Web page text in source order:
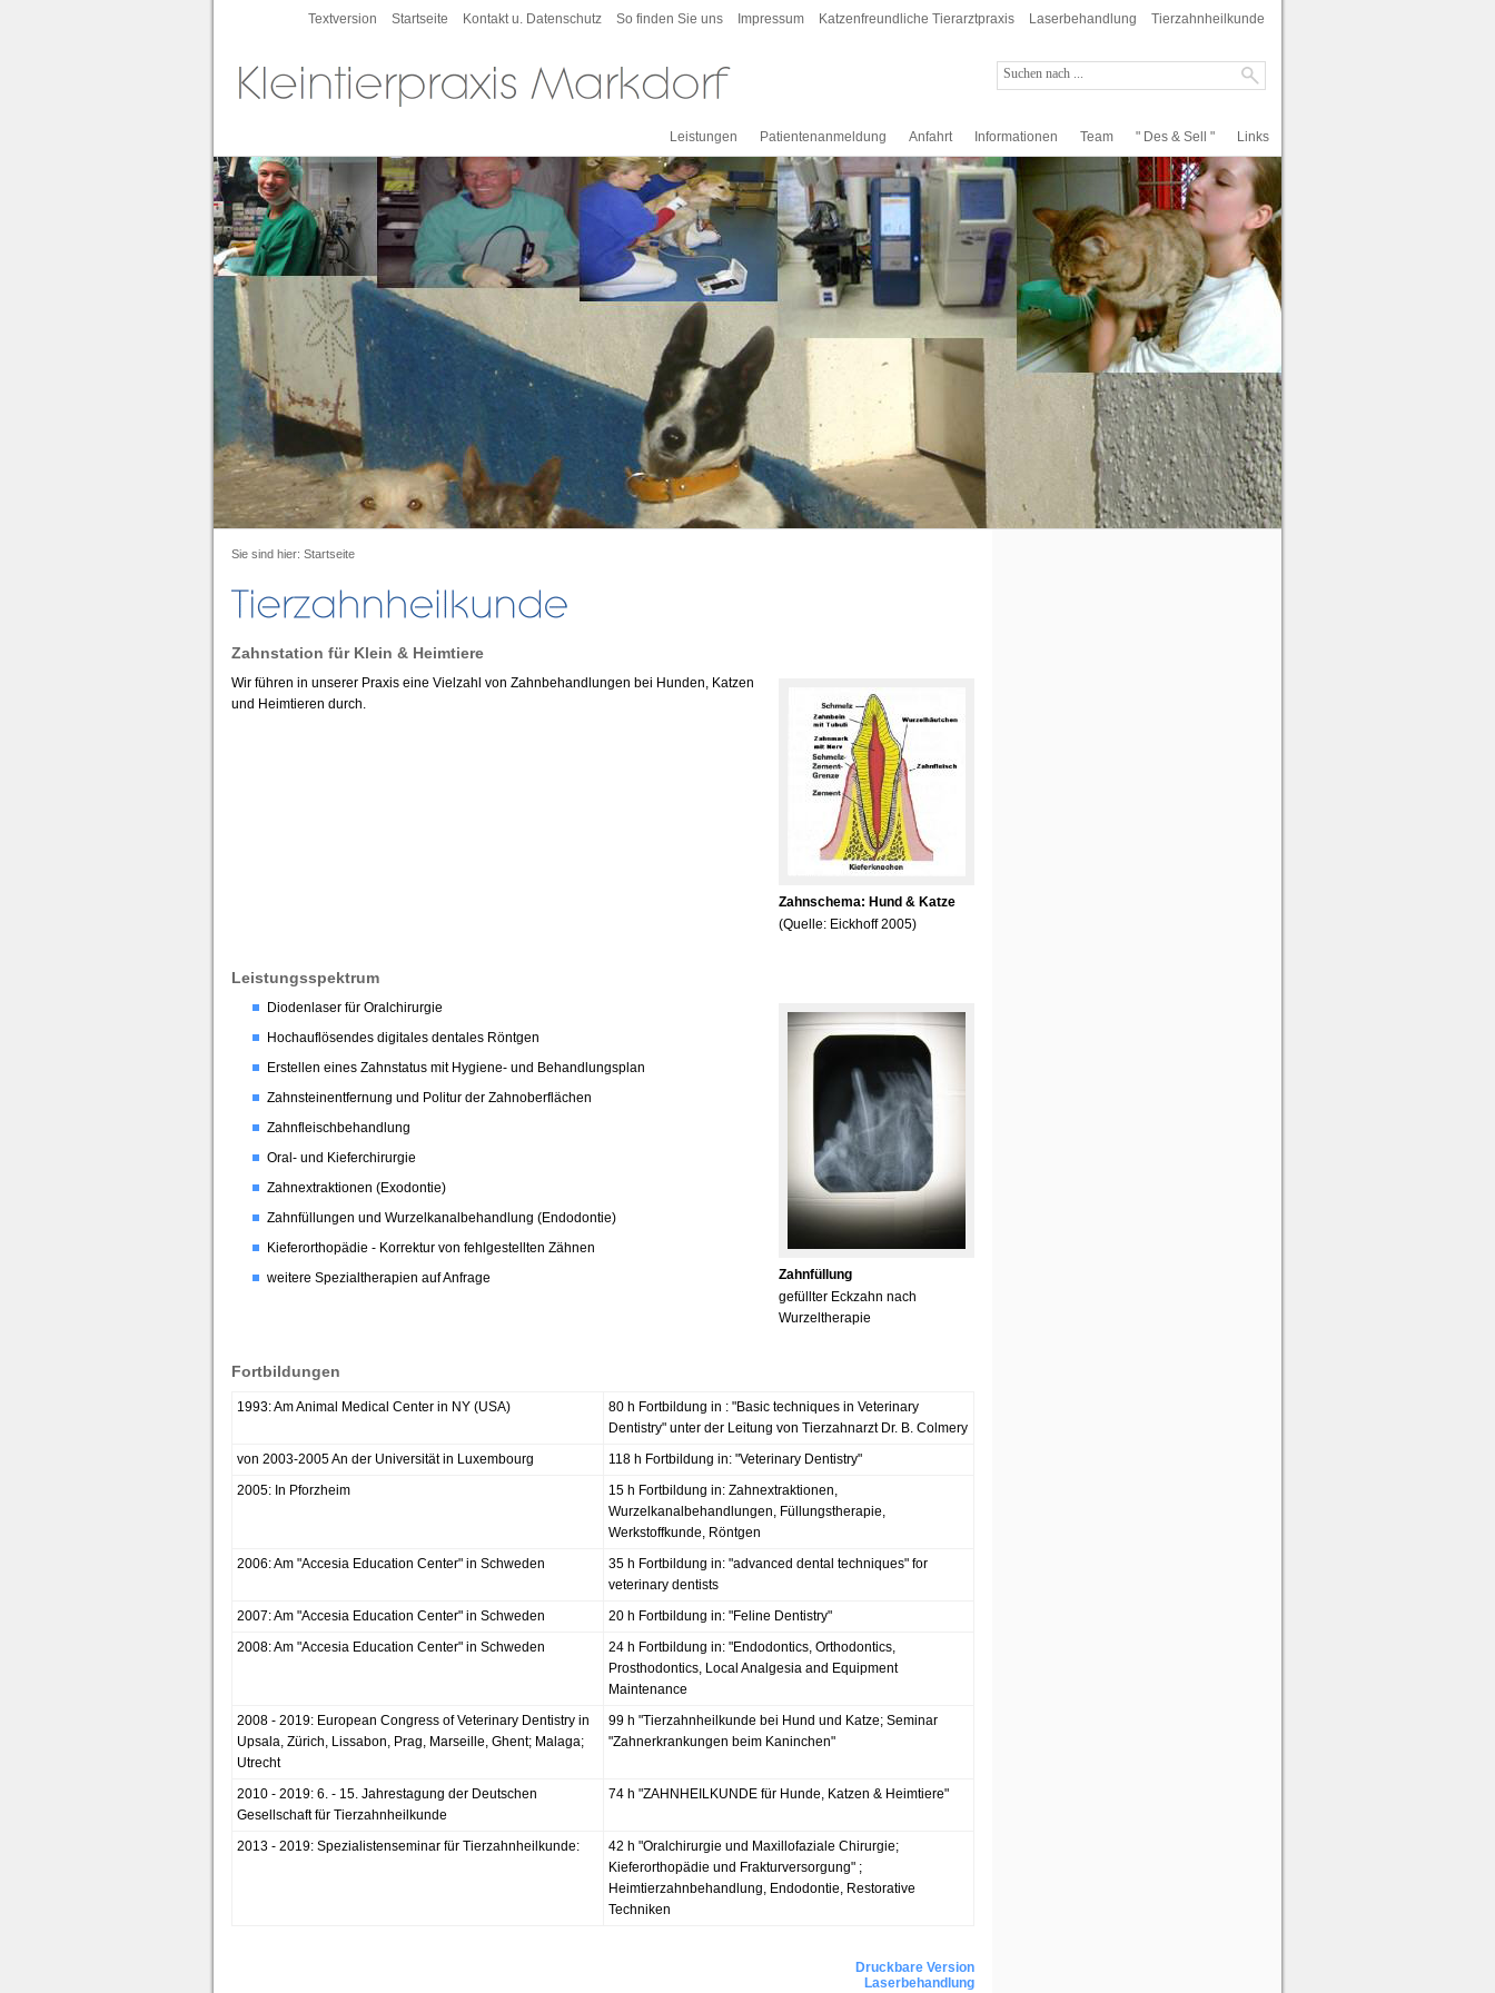
Textversion Startseite Kontakt u. Datenschutz So finden Sie uns Impressum Katzenfreundliche Tierarztpraxis Laserbehandlung Tierzahnheilkunde
Leistungen Patientenanmeldung Anfahrt Informationen Team " Des & Sell " Links
Sie sind hier: Startseite
Zahnstation für Klein & Heimtiere
Zahnschema: Hund & Katze
(Quelle: Eickhoff 2005)
Wir führen in unserer Praxis eine Vielzahl von Zahnbehandlungen bei Hunden, Katzen
und Heimtieren durch.
Leistungsspektrum
Zahnfüllung
gefüllter Eckzahn nach
Wurzeltherapie
Diodenlaser für Oralchirurgie
Hochauflösendes digitales dentales Röntgen
Erstellen eines Zahnstatus mit Hygiene- und Behandlungsplan
Zahnsteinentfernung und Politur der Zahnoberflächen
Zahnfleischbehandlung
Oral- und Kieferchirurgie
Zahnextraktionen (Exodontie)
Zahnfüllungen und Wurzelkanalbehandlung (Endodontie)
Kieferorthopädie - Korrektur von fehlgestellten Zähnen
weitere Spezialtherapien auf Anfrage
Fortbildungen
1993: Am Animal Medical Center in NY (USA)
80 h Fortbildung in : "Basic techniques in Veterinary
Dentistry" unter der Leitung von Tierzahnarzt Dr. B. Colmery
von 2003-2005 An der Universität in Luxembourg
118 h Fortbildung in: "Veterinary Dentistry"
2005: In Pforzheim
15 h Fortbildung in: Zahnextraktionen,
Wurzelkanalbehandlungen, Füllungstherapie,
Werkstoffkunde, Röntgen
2006: Am "Accesia Education Center" in Schweden
35 h Fortbildung in: "advanced dental techniques" for
veterinary dentists
2007: Am "Accesia Education Center" in Schweden
20 h Fortbildung in: "Feline Dentistry"
2008: Am "Accesia Education Center" in Schweden
24 h Fortbildung in: "Endodontics, Orthodontics,
Prosthodontics, Local Analgesia and Equipment
Maintenance
2008 - 2019: European Congress of Veterinary Dentistry in
Upsala, Zürich, Lissabon, Prag, Marseille, Ghent; Malaga;
Utrecht
99 h "Tierzahnheilkunde bei Hund und Katze; Seminar
"Zahnerkrankungen beim Kaninchen"
2010 - 2019: 6. - 15. Jahrestagung der Deutschen
Gesellschaft für Tierzahnheilkunde
74 h "ZAHNHEILKUNDE für Hunde, Katzen & Heimtiere"
2013 - 2019: Spezialistenseminar für Tierzahnheilkunde:
42 h "Oralchirurgie und Maxillofaziale Chirurgie;
Kieferorthopädie und Frakturversorgung" ;
Heimtierzahnbehandlung, Endodontie, Restorative
Techniken
Druckbare Version
Laserbehandlung